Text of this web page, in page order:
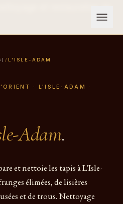
/ L'ISLE-ADAM
· L'ISLE-ADAM ·
Adam.
et nettoie les tapis à L'Isle-
élimées, de lisières
et de trous. Nettoyage